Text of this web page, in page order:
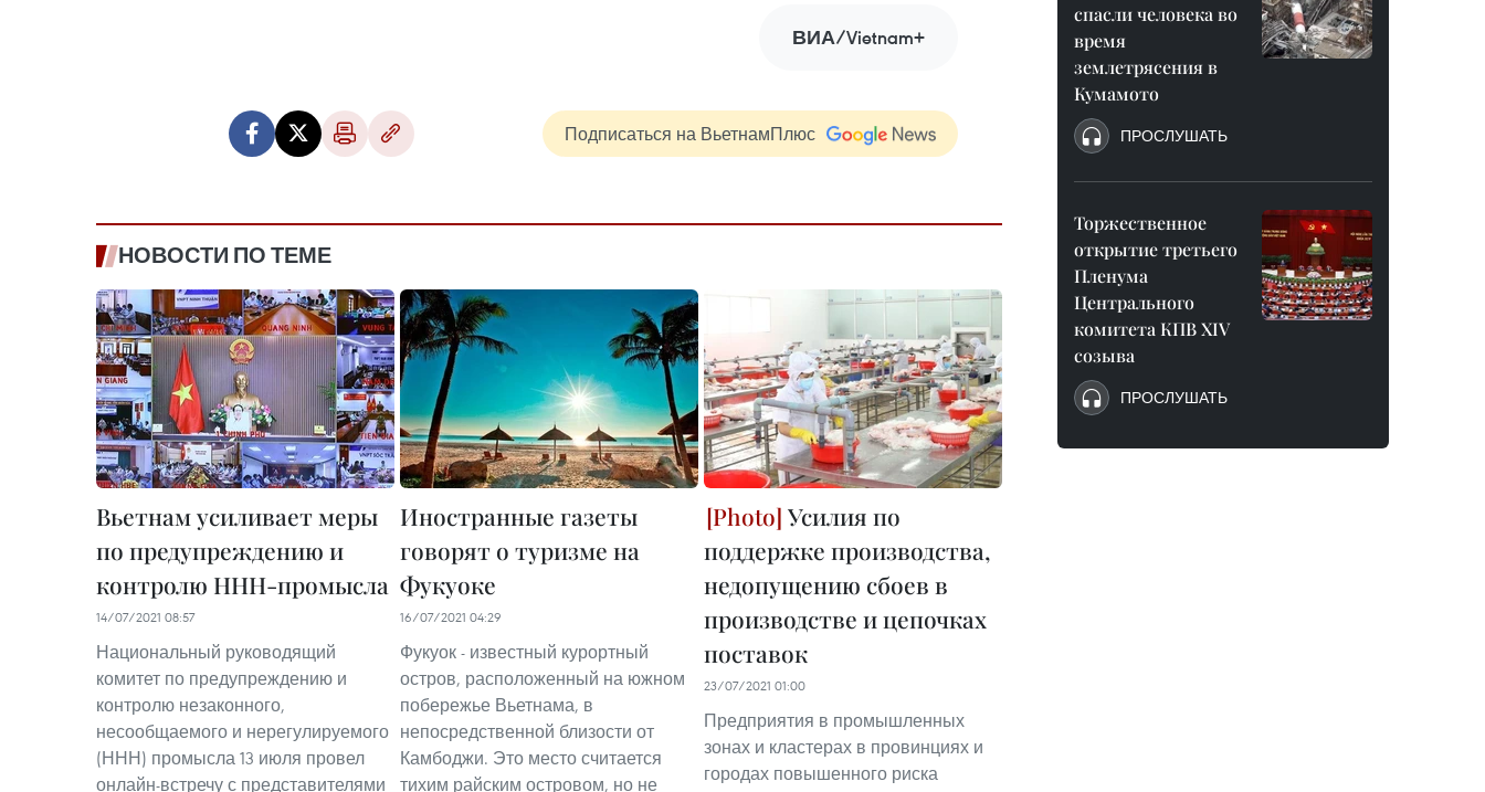
ВИА/Vietnam+
Подписаться на ВьетнамПлюс
НОВОСТИ ПО ТЕМЕ
Вьетнам усиливает меры
по предупреждению и
контролю ННН-промысла
14/07/2021 08:57
Национальный руководящий
комитет по предупреждению и
контролю незаконного,
несообщаемого и нерегулируемого
(ННН) промысла 13 июля провел
онлайн-встречу с представителями
Иностранные газеты
говорят о туризме на
Фукуоке
16/07/2021 04:29
Фукуок - известный курортный
остров, расположенный на южном
побережье Вьетнама, в
непосредственной близости от
Камбоджи. Это место считается
тихим райским островом, но не
Усилия по
поддержке производства,
недопущению сбоев в
производстве и цепочках
поставок
23/07/2021 01:00
Предприятия в промышленных
зонах и кластерах в провинциях и
городах повышенного риска
спасли человека во
время
землетрясения в
Кумамото
ПРОСЛУШАТЬ
Торжественное
открытие третьего
Пленума
Центрального
комитета КПВ XIV
созыва
ПРОСЛУШАТЬ